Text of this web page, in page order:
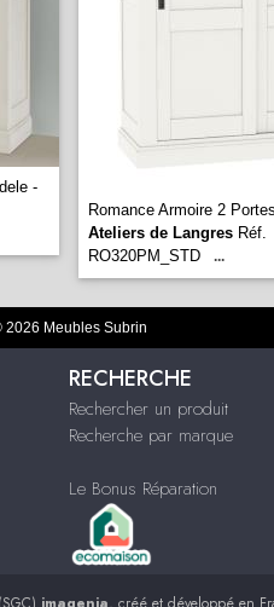
-
Romance Armoire 2
Ateliers de Langres Réf.
RO320PM_STD
...
2026 Meubles Subrin
RECHERCHE
Rechercher un produit
Recherche par marque
Le Bonus Réparation